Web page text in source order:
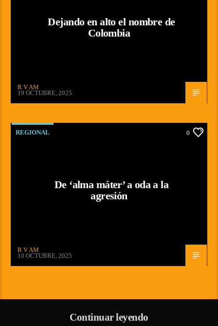
Dejando en alto el nombre de
Colombia
R V AM
19 OCTUBRE, 2025
REGIONAL 0
De ‘alma máter’ a oda a la
agresión
R V AM
10 OCTUBRE, 2025
Continuar leyendo